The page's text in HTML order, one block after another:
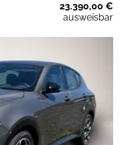
23.390,00 €
ausweisbar